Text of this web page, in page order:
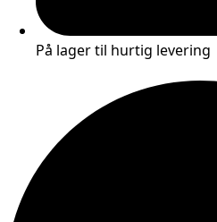
På lager til hurtig levering